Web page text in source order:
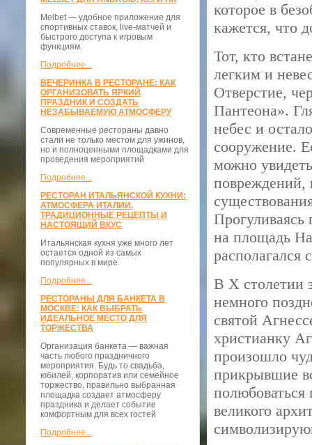
Melbet — удобное приложение для
спортивных ставок, live-матчей и
быстрого доступа к игровым
функциям.
Подробнее...
ВЕЧЕРИНКА В РЕСТОРАНЕ: КАК
ОРГАНИЗОВАТЬ ЯРКИЙ
ПРАЗДНИК И СОЗДАТЬ
НЕЗАБЫВАЕМУЮ АТМОСФЕРУ
Современные рестораны давно
стали не только местом для ужинов,
но и полноценными площадками для
проведения мероприятий
Подробнее...
РЕСТОРАН ИТАЛЬЯНСКОЙ КУХНИ:
АТМОСФЕРА ИТАЛИИ,
ТРАДИЦИОННЫЕ РЕЦЕПТЫ И
НАСТОЯЩИЙ ВКУС
Итальянская кухня уже много лет
остается одной из самых
популярных в мире.
Подробнее...
РЕСТОРАНЫ ДЛЯ БАНКЕТА В
МОСКВЕ: КАК ВЫБРАТЬ
ИДЕАЛЬНОЕ МЕСТО ДЛЯ
ТОРЖЕСТВА
Организация банкета — важная
часть любого праздничного
мероприятия. Будь то свадьба,
юбилей, корпоратив или семейное
торжество, правильно выбранная
площадка создает атмосферу
праздника и делает событие
комфортным для всех гостей
Подробнее...
которое в
кажется, что
Тот, кто
легким и
Отверстие,
Пантеона».
небес и
сооружение.
можно
повреждений,
на площадь
располагался
В X столетии
немного
святой
христианку
произошло
прикрывшие
великого